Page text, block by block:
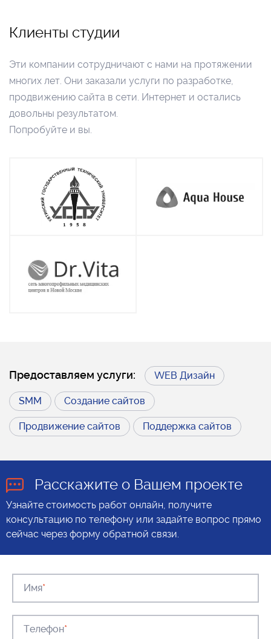
Клиенты студии
Эти компании сотрудничают с нами на протяжении
многих лет. Они заказали услуги по разработке,
продвижению сайта в сети. Интернет и остались
довольны результатом.
Попробуйте и вы.
Предоставляем услуги: WEB Дизайн
SMM Создание сайтов
Продвижение сайтов Поддержка сайтов
Расскажите о Вашем проекте
Узнайте стоимость работ онлайн, получите
консультацию по телефону или задайте вопрос прямо
сейчас через форму обратной связи.
Имя*
Телефон*